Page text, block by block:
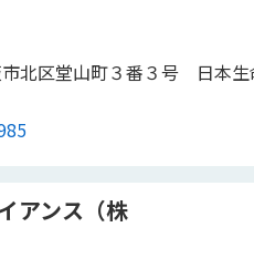
北区堂山町３番３号 日本生
アンス（株